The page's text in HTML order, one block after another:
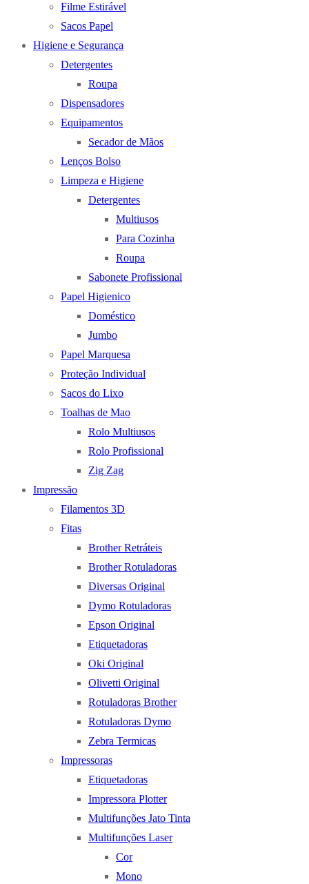
Filme Estirável
Sacos Papel
Higiene e Segurança
Detergentes
Roupa
Dispensadores
Equipamentos
Secador de Mãos
Lenços Bolso
Limpeza e Higiene
Detergentes
Multiusos
Para Cozinha
Roupa
Sabonete Profissional
Papel Higienico
Doméstico
Jumbo
Papel Marquesa
Proteção Individual
Sacos do Lixo
Toalhas de Mao
Rolo Multiusos
Rolo Profissional
Zig Zag
Impressão
Filamentos 3D
Fitas
Brother Retráteis
Brother Rotuladoras
Diversas Original
Dymo Rotuladoras
Epson Original
Etiquetadoras
Oki Original
Olivetti Original
Rotuladoras Brother
Rotuladoras Dymo
Zebra Termicas
Impressoras
Etiquetadoras
Impressora Plotter
Multifunções Jato Tinta
Multifunções Laser
Cor
Mono